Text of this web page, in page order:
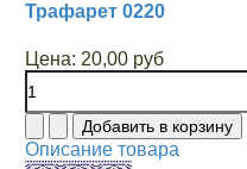
Трафарет 0220
Цена: 20,00 руб
Описание товара